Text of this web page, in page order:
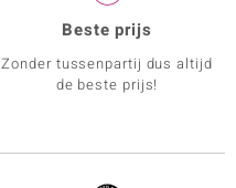
Beste prijs
Zonder tussenpartij dus altijd
de beste prijs!